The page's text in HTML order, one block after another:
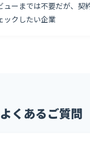
ューまでは不要だが、契
ックしたい企業
よくあるご質問